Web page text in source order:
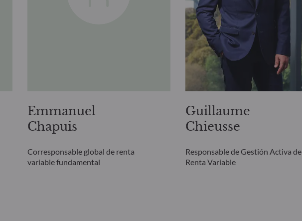
Emmanuel
Chapuis
Corresponsable global de renta
variable fundamental
Guillaume
Chieusse
Responsable de Gestión Activa de
Renta Variable